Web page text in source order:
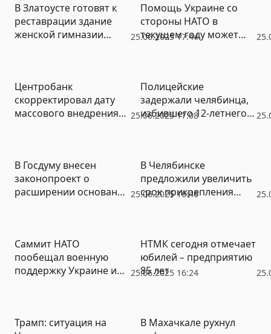
25.06.2025 17:44
В Златоусте готовят к
реставрации здание
женской гимназии
Помощь Украине со
стороны НАТО в
текущем году может
25.06.2025 17:08
Центробанк
скорректировал дату
массового внедрения
Полицейские
задержали челябинца,
избившего 12-летнего
25.06.2025 16:46
В Госдуму внесен
законопроект о
расширении оснований
В Челябинске
предложили увеличить
срок прикрепления
25.06.2025 16:24
Саммит НАТО
пообещал военную
поддержку Украине и
НТМК сегодня отмечает
юбилей – предприятию
85 лет
Трамп: ситуация на
В Махачкале рухнул